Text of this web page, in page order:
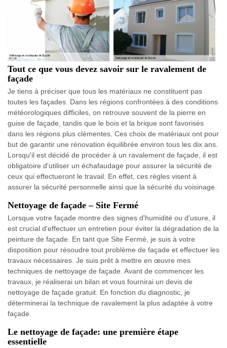
Tout ce que vous devez savoir sur le ravalement de
façade
Je tiens à préciser que tous les matériaux ne constituent pas
toutes les façades. Dans les régions confrontées à des conditions
météorologiques difficiles, on retrouve souvent de la pierre en
guise de façade, tandis que le bois et la brique sont favorisés
dans les régions plus clémentes. Ces choix de matériaux ont pour
but de garantir une rénovation équilibrée environ tous les dix ans.
Lorsqu'il est décidé de procéder à un ravalement de façade, il est
obligatoire d'utiliser un échafaudage pour assurer la sécurité de
ceux qui effectueront le travail. En effet, ces règles visent à
assurer la sécurité personnelle ainsi que la sécurité du voisinage.
Nettoyage de façade – Site Fermé
Lorsque votre façade montre des signes d'humidité ou d'usure, il
est crucial d'effectuer un entretien pour éviter la dégradation de la
peinture de façade. En tant que Site Fermé, je suis à votre
disposition pour résoudre tout problème de façade et effectuer les
travaux nécessaires. Je suis prêt à mettre en œuvre mes
techniques de nettoyage de façade. Avant de commencer les
travaux, je réaliserai un bilan et vous fournirai un devis de
nettoyage de façade gratuit. En fonction du diagnostic, je
déterminerai la technique de ravalement la plus adaptée à votre
façade.
Le nettoyage de façade: une première étape
essentielle